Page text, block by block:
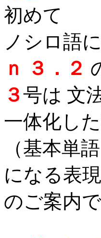
初めて
ノシロ語
ｎ ３．２
３号は 文
一体化し
（基本単
になる表現
のご案内で